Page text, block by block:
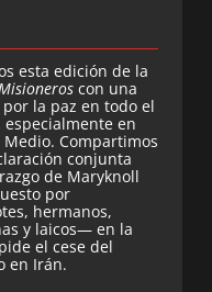
esta edición de la
con una
la paz en todo el
especialmente en
Compartimos
conjunta
de Maryknoll
por
hermanos,
y laicos— en la
el cese del
en Irán.